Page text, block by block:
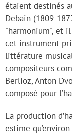
étaient destinés
Debain (1809-
"harmonium", et
cet instrument
littérature
compositeurs
Berlioz, Anton
composé pour
La production
estime